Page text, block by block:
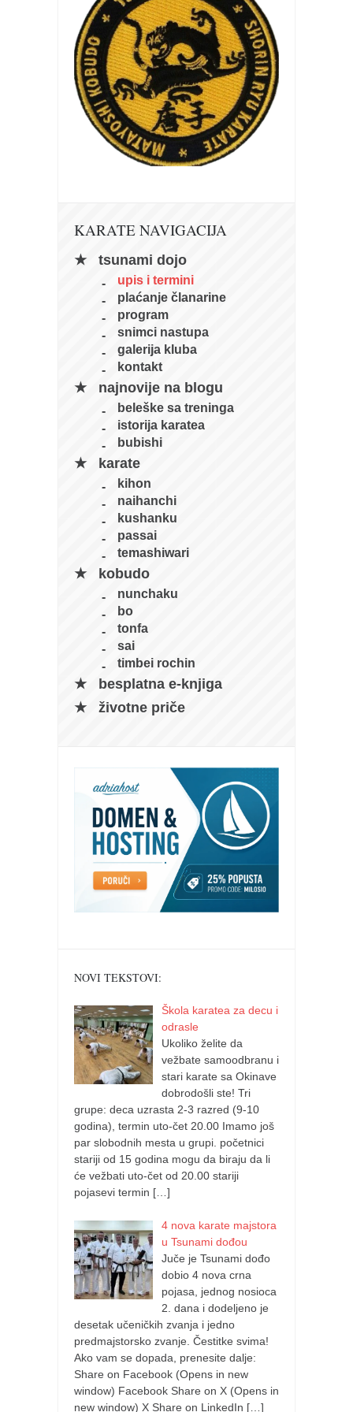
članarina
kontakt
besplatna e-knjiga
termini treninga
KARATE NAVIGACIJA
tsunami dojo
upis i termini
plaćanje članarine
program
snimci nastupa
galerija kluba
kontakt
najnovije na blogu
beleške sa treninga
istorija karatea
bubishi
karate
kihon
naihanchi
kushanku
passai
temashiwari
kobudo
nunchaku
bo
tonfa
sai
timbei rochin
besplatna e-knjiga
životne priče
NOVI TEKSTOVI:
Škola karatea za decu i
odrasle
Ukoliko želite da
vežbate samoodbranu i
stari karate sa Okinave
dobrodošli ste! Tri
grupe: deca uzrasta 2-3 razred (9-10
godina), termin uto-čet 20.00 Imamo još
par slobodnih mesta u grupi. početnici
stariji od 15 godina mogu da biraju da li
će vežbati uto-čet od 20.00 stariji
pojasevi termin […]
4 nova karate majstora
u Tsunami dođou
Juče je Tsunami dođo
dobio 4 nova crna
pojasa, jednog nosioca
2. dana i dodeljeno je
desetak učeničkih zvanja i jedno
predmajstorsko zvanje. Čestitke svima!
Ako vam se dopada, prenesite dalje:
Share on Facebook (Opens in new
window) Facebook Share on X (Opens in
new window) X Share on LinkedIn […]